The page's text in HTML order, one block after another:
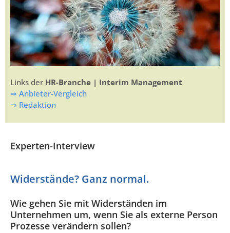
Links der HR-Branche | Interim Management
⇒ Anbieter-Vergleich
⇒ Redaktion
Experten-Interview
Widerstände? Ganz normal.
Wie gehen Sie mit Widerständen im
Unternehmen um, wenn Sie als externe Person
Prozesse verändern sollen?